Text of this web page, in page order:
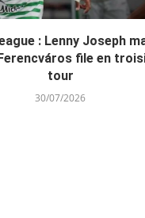
: Lenny Joseph
file en
tour
30/07/2026